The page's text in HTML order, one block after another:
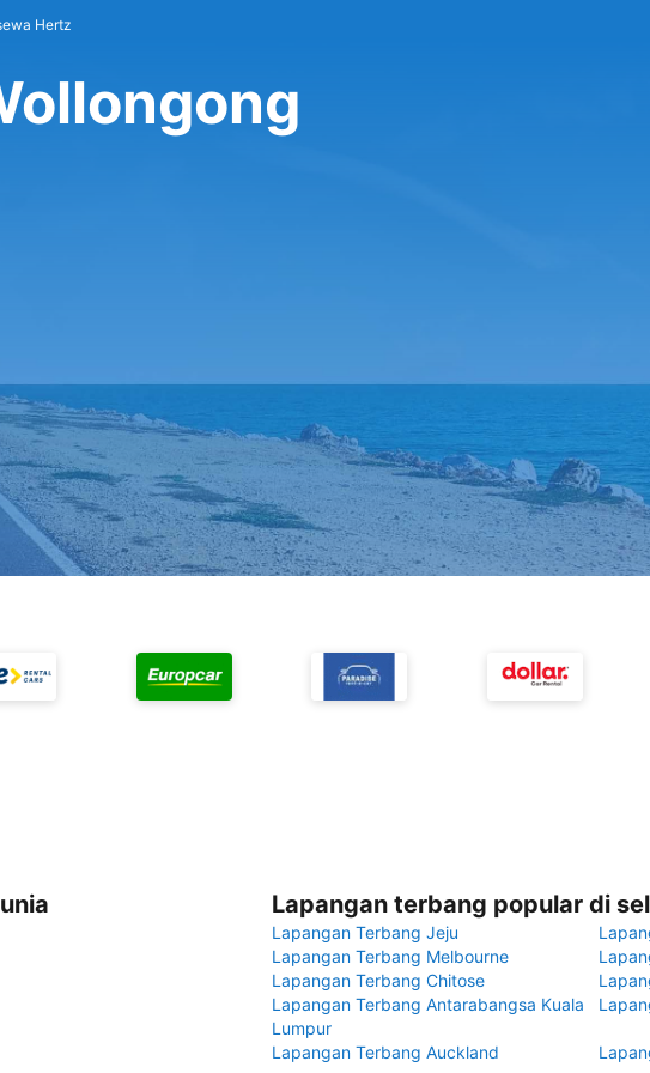
Hertz
Lapangan terbang popular di
Lapangan Terbang Jeju
Lapangan Terbang Melbourne
Lapangan Terbang Chitose
Lapangan Terbang Antarabangsa Kuala
Lumpur
Lapangan Terbang Auckland